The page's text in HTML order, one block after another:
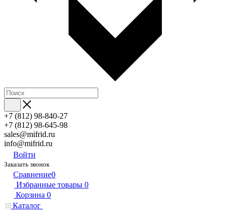
+7 (812) 98-840-27
+7 (812) 98-645-98
sales@mifrid.ru
info@mifrid.ru
Войти
Заказать звонок
Сравнение0
Избранные товары 0
Корзина 0
Каталог